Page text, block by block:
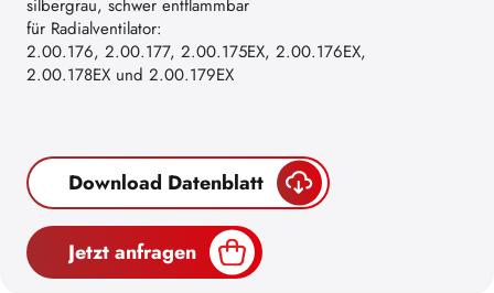
silbergrau, schwer entflammbar
für Radialventilator:
2.00.176, 2.00.177, 2.00.175EX, 2.00.176EX,
2.00.178EX und 2.00.179EX
Download Datenblatt
Jetzt anfragen